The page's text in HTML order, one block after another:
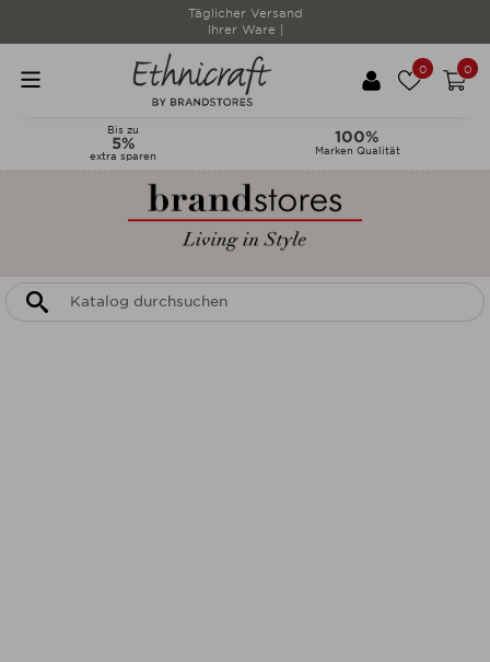
Lieferzeiten werden
0 0
Bis zu
5%
extra sparen
100%
Marken Qualität